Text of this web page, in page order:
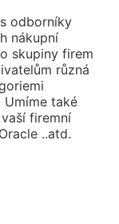
odborníky
nákupní
skupiny firem
různá
Umíme také
firemní
..atd.